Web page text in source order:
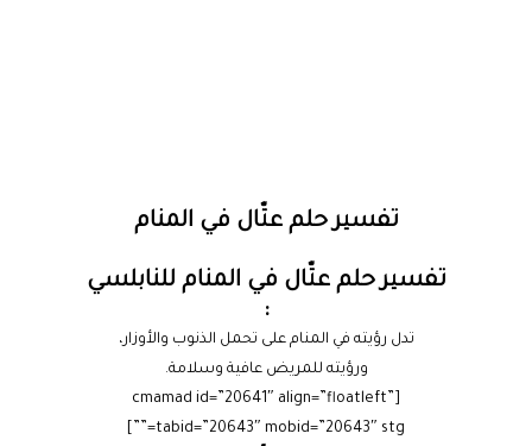
تفسير حلم عتّال في المنام
تفسير حلم عتّال في المنام للنابلسي
:
تدل رؤيته في المنام على تحمل الذنوب والأوزار،
ورؤيته للمريض عافية وسلامة.
[cmamad id=”20641″ align=”floatleft”
tabid=”20643″ mobid=”20643″ stg=””]